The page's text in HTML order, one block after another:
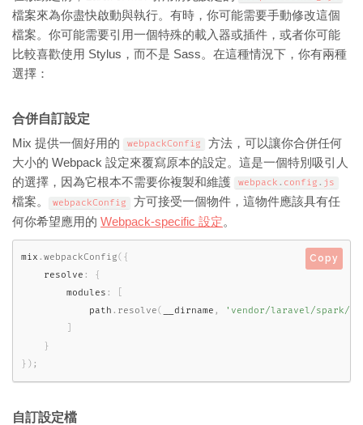
檔案來為你盡快啟動與執行。有時，你可能需要手動修改這個
檔案。你可能需要引用一個特殊的載入器或插件，或者你可能
比較喜歡使用 Stylus，而不是 Sass。在這種情況下，你有兩種
選擇：
合併自訂設定
Mix 提供一個好用的 webpackConfig
方法，可以讓你合併任何
大小的 Webpack 設定來覆寫原本的設定。這是一個特別吸引人
的選擇，因為它根本不需要你複製和維護
webpack . config . js
檔案。 webpackConfig
方可接受一個物件，這物件應該具有任
何你希望應用的 Webpack-specific 設定。
mix . webpackConfig( {
    resolve
:
{
        modules
:
            path
. resolve( __dirname ,
'vendor/laravel/spark/
}
} ) ;
Copy
自訂設定檔